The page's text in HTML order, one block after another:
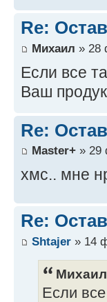
Re:
Михаил » 28
Если все
Ваш
Re:
Master+ » 29
хмс.. мне
Re:
Shtajer » 14
Если